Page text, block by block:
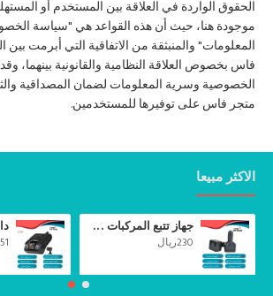
الحقوق الواردة في العلاقة بين المستخدم أو
موجودة هنا، حيث أن هذه القواعد هي "سياسة
المعلومات" والمنبثقة من الاتفاقية التي أبرمت
فاس بخصوص العلاقة النظامية والقانونية
الخصوصية وسرية المعلومات لضمان المصداقية
متجر فاس على توفيرها للمستخدمين.
الاكثر مبيعا
جهاز تتبع المركبات على الولاعة FAS 200
230ريال